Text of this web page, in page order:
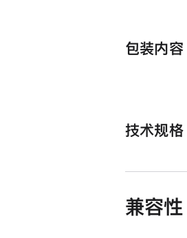
包装内容
技术规格
兼容性